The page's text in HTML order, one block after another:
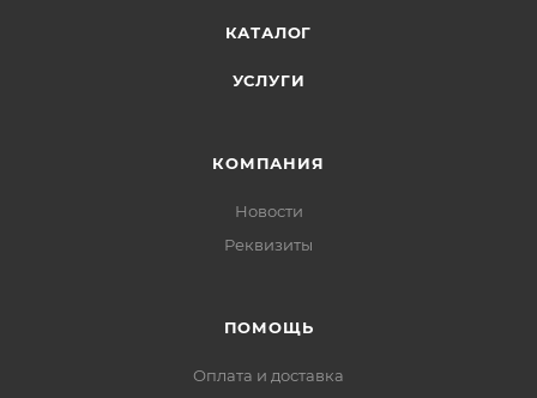
КАТАЛОГ
УСЛУГИ
КОМПАНИЯ
Новости
Реквизиты
ПОМОЩЬ
Оплата и доставка